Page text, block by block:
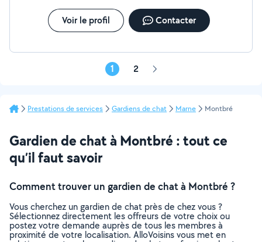
N'hésitez pas à me contacter :)
Voir le profil
Contacter
1 2 Page
Prestations de services Gardiens de chat Marne Montbré
Gardien de chat à Montbré : tout ce
qu’il faut savoir
Comment trouver un gardien de chat à Montbré ?
Vous cherchez un gardien de chat près de chez vous ?
Sélectionnez directement les offreurs de votre choix ou
postez votre demande auprès de tous les membres à
proximité de votre localisation. AlloVoisins vous met en